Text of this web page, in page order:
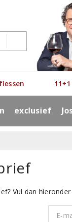
exclusief
Vul dan